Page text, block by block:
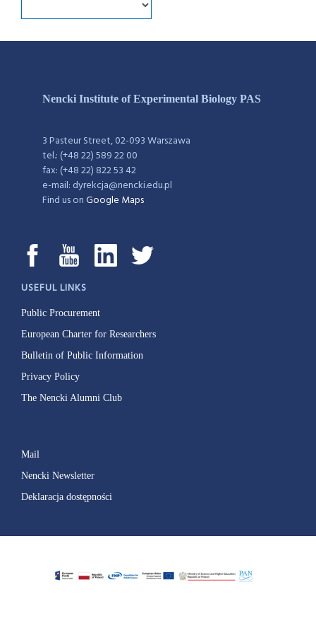
Nencki Institute of Experimental Biology PAS
3 Pasteur Street, 02-093 Warszawa
tel.: (+48 22) 589 22 00
fax: (+48 22) 822 53 42
e-mail: dyrekcja@nencki.edu.pl
Find us onGoogle Maps
USEFUL LINKS
Public Procurement
European Charter for Researchers
Bulletin of Public Information
Privacy Policy
The Nencki Alumni Club
Mail
Nencki Newsletter
Deklaracja dostępności